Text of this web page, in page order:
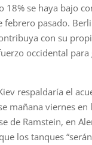
18% se haya bajo
febrero pasado.
con su
occidental para
respaldaría el
mañana viernes en
de Ramstein, en
los tanques